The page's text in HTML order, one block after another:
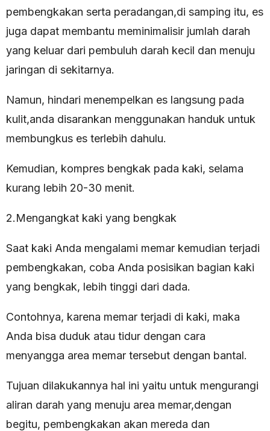
pembengkakan serta peradangan,di samping itu, es
juga dapat membantu meminimalisir jumlah darah
yang keluar dari pembuluh darah kecil dan menuju
jaringan di sekitarnya.
Namun, hindari menempelkan es langsung pada
kulit,anda disarankan menggunakan handuk untuk
membungkus es terlebih dahulu.
Kemudian, kompres bengkak pada kaki, selama
kurang lebih 20-30 menit.
2.Mengangkat kaki yang bengkak
Saat kaki Anda mengalami memar kemudian terjadi
pembengkakan, coba Anda posisikan bagian kaki
yang bengkak, lebih tinggi dari dada.
Contohnya, karena memar terjadi di kaki, maka
Anda bisa duduk atau tidur dengan cara
menyangga area memar tersebut dengan bantal.
Tujuan dilakukannya hal ini yaitu untuk mengurangi
aliran darah yang menuju area memar,dengan
begitu, pembengkakan akan mereda dan